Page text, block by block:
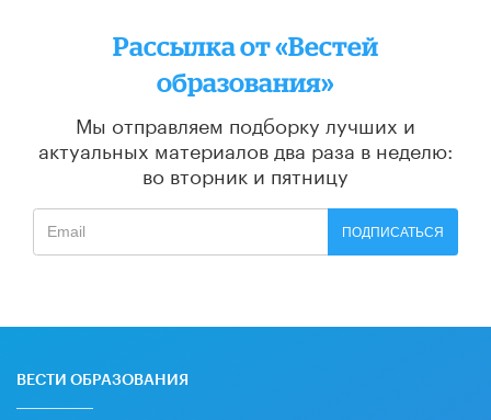
Рассылка от «Вестей
образования»
Мы отправляем подборку лучших и
актуальных материалов два раза в неделю:
во вторник и пятницу
ПОДПИСАТЬСЯ
ВЕСТИ ОБРАЗОВАНИЯ